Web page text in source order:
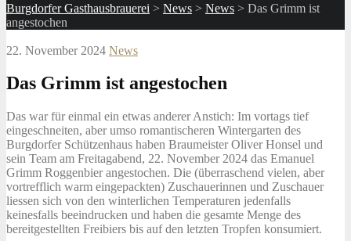
Burgdorfer Gasthausbrauerei > News > News > Das Grimm ist
angestochen
22. November 2024 News
Das Grimm ist angestochen
Das war für einmal ein etwas anderer Anstich: Im vortags tief
eingeschneiten, aber umso romantischeren Wintergarten des
Burgdorfer Schützenhaus haben Braumeister Oliver Honsel und
sein Team am Freitagabend, 22. November 2024 das Emanuel
Grimm Roggenbier angestochen. Die (überraschend vielen, aber
vortrefflich warm eingepackten) Zuschauerinnen und Zuschauer
liessen sich von den winterlichen Temperaturen jedenfalls
keinesfalls beeindrucken und haben die gesamte Menge des
bereitgestellten Freibiers bis auf den letzten Tropfen konsumiert.